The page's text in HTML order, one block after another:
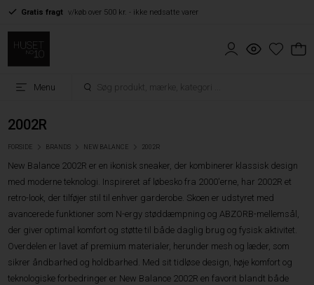
Gratis fragt v/køb over 500 kr. - ikke nedsatte varer
Menu
2002R
FORSIDE BRANDS NEW BALANCE 2002R
New Balance 2002R er en ikonisk sneaker, der kombinerer klassisk design
med moderne teknologi. Inspireret af løbesko fra 2000'erne, har 2002R et
retro-look, der tilføjer stil til enhver garderobe. Skoen er udstyret med
avancerede funktioner som N-ergy støddæmpning og ABZORB-mellemsål,
der giver optimal komfort og støtte til både daglig brug og fysisk aktivitet.
Overdelen er lavet af premium materialer, herunder mesh og læder, som
sikrer åndbarhed og holdbarhed. Med sit tidløse design, høje komfort og
teknologiske forbedringer er New Balance 2002R en favorit blandt både